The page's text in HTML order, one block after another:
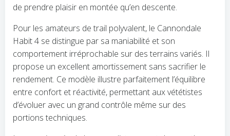
de prendre plaisir en montée qu’en descente.
Pour les amateurs de trail polyvalent, le Cannondale
Habit 4 se distingue par sa maniabilité et son
comportement irréprochable sur des terrains variés. Il
propose un excellent amortissement sans sacrifier le
rendement. Ce modèle illustre parfaitement l’équilibre
entre confort et réactivité, permettant aux vététistes
d’évoluer avec un grand contrôle même sur des
portions techniques.